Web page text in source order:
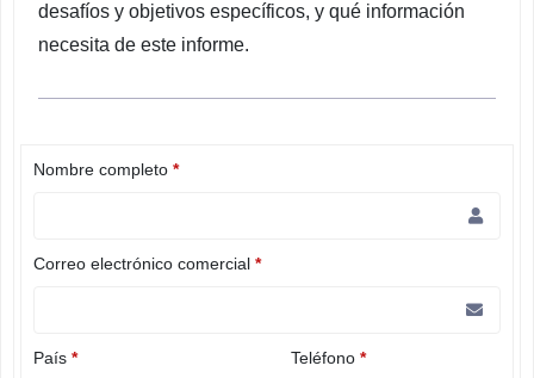
desafíos y objetivos específicos, y qué información
necesita de este informe.
Nombre completo *
Correo electrónico comercial *
País * Teléfono *